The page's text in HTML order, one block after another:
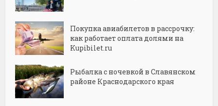
Покупка авиабилетов в рассрочку:
как работает оплата долями на
Kupibilet.ru
Рыбалка с ночевкой в Славянском
районе Краснодарского края